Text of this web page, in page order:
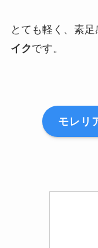
とても軽く、素
イクです。
モレリ